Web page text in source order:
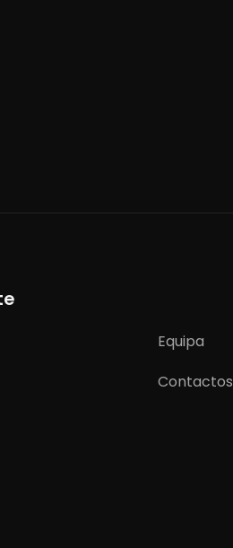
Equipa
Contactos